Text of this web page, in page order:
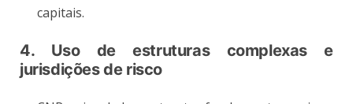
capitais.
4. Uso de estruturas complexas e
jurisdições de risco